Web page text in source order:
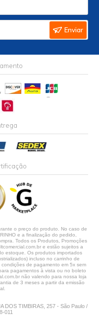
Enviar
o preço do produto. No caso de
e a finalização do pedido,
Todos os Produtos, Promoções
e estão sujeitos a
estoque. Os produtos importados
incluso no carrinho de
de pagamento em 5x sem
pagamentos à vista ou no boleto
não valendo para nossa loja
de 3 meses a partir da emissão
DOS TIMBIRAS, 257 - São Paulo /
011